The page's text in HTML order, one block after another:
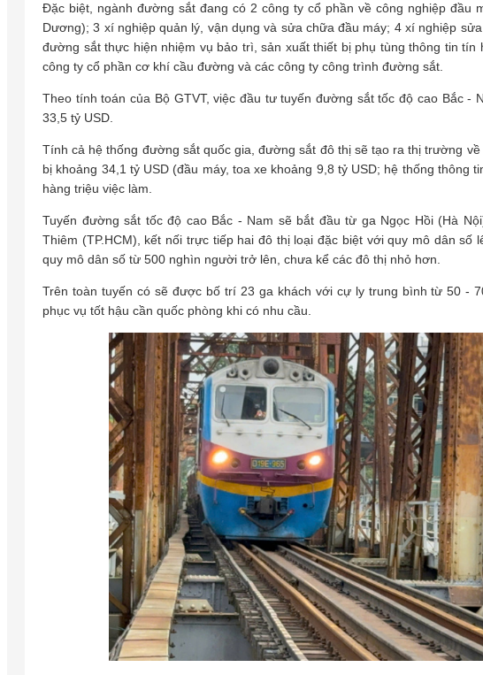
Đặc biệt, ngành đường sắt đang có 2 công ty cổ phần về công nghiệp đầu
Dương); 3 xí nghiệp quản lý, vận dụng và sửa chữa đầu máy; 4 xí nghiệp
đường sắt thực hiện nhiệm vụ bảo trì, sản xuất thiết bị phụ tùng thông tin
công ty cổ phần cơ khí cầu đường và các công ty công trình đường sắt.
Theo tính toán của Bộ GTVT, việc đầu tư tuyến đường sắt tốc độ cao Bắc -
33,5 tỷ USD.
Tính cả hệ thống đường sắt quốc gia, đường sắt đô thị sẽ tạo ra thị trường
bị khoảng 34,1 tỷ USD (đầu máy, toa xe khoảng 9,8 tỷ USD; hệ thống thông
hàng triệu việc làm.
Tuyến đường sắt tốc độ cao Bắc - Nam sẽ bắt đầu từ ga Ngọc Hồi (Hà
Thiêm (TP.HCM), kết nối trực tiếp hai đô thị loại đặc biệt với quy mô dân
quy mô dân số từ 500 nghìn người trở lên, chưa kể các đô thị nhỏ hơn.
Trên toàn tuyến có sẽ được bố trí 23 ga khách với cự ly trung bình từ 50 -
phục vụ tốt hậu cần quốc phòng khi có nhu cầu.